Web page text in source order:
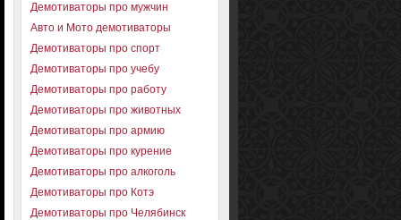
Демотиваторы про мужчин
Авто и Мото демотиваторы
Демотиваторы про спорт
Демотиваторы про учебу
Демотиваторы про работу
Демотиваторы про животных
Демотиваторы про армию
Демотиваторы про курение
Демотиваторы про алкоголь
Демотиваторы про Котэ
Демотиваторы про Челябинск